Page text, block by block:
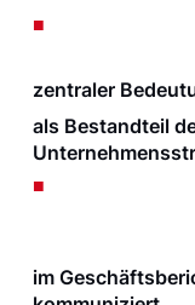
zentraler
als Bestandteil
im